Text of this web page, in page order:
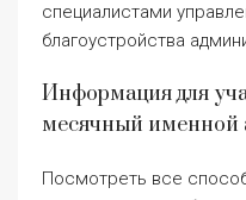
компенсацию
вопрос, как проходит
но он так и не
данный момент в
Огромнейшую роль в